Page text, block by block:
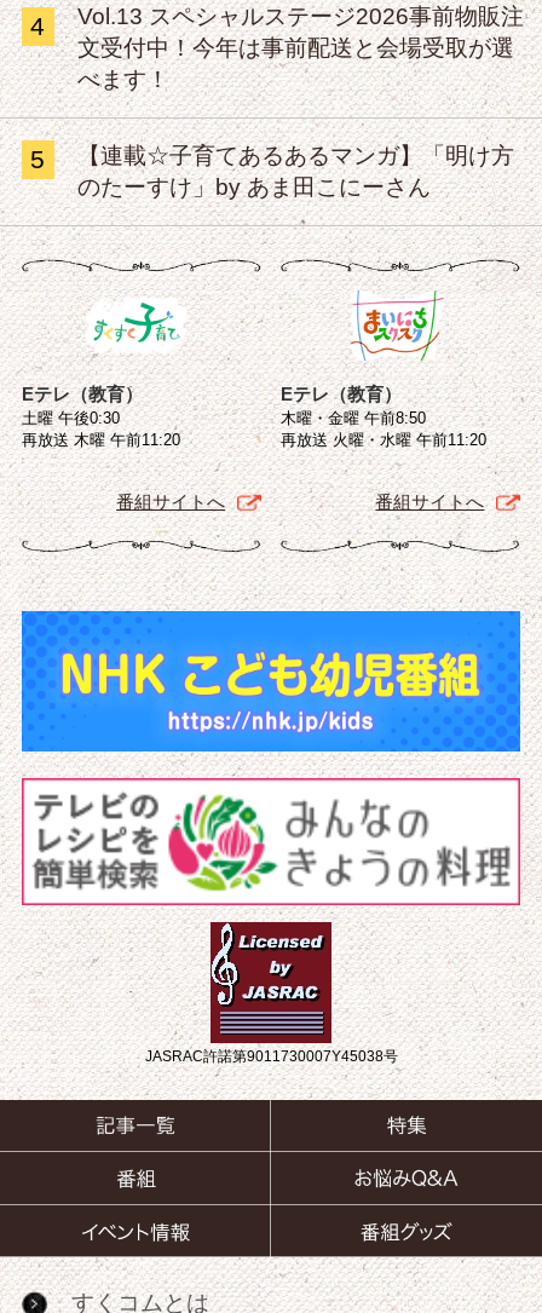
4
Vol.13 スペシャルステージ2026事前物販注
文受付中！今年は事前配送と会場受取が選
べます！
5
【連載☆子育てあるあるマンガ】「明け方
のたーすけ」by あま田こにーさん
Eテレ（教育）
土曜 午後0:30
再放送 木曜 午前11:20
番組サイトへ
Eテレ（教育）
木曜・金曜 午前8:50
再放送 火曜・水曜 午前11:20
番組サイトへ
JASRAC許諾第9011730007Y45038号
すくコムとは